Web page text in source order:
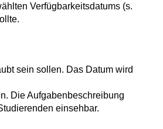
Verfügbarkeitsdatums (s.
sein sollen. Das Datum wird
Die Aufgabenbeschreibung
einsehbar.